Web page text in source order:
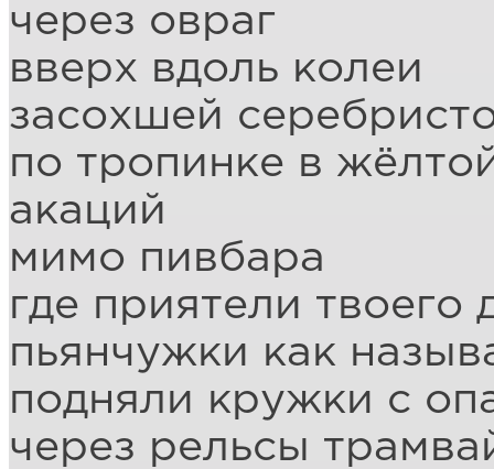
через овраг
вверх вдоль колеи
засохшей
по тропинке в
акаций
мимо пивбара
где приятели твоего
пьянчужки как
подняли кружки с
через рельсы